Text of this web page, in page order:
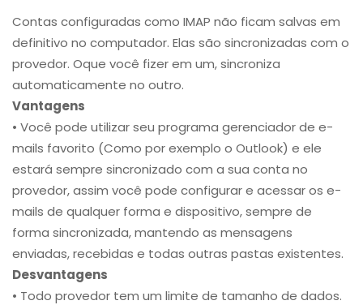
Contas configuradas como IMAP não ficam salvas em
definitivo no computador. Elas são sincronizadas com o
provedor. Oque você fizer em um, sincroniza
automaticamente no outro.
Vantagens
• Você pode utilizar seu programa gerenciador de e-
mails favorito (Como por exemplo o Outlook) e ele
estará sempre sincronizado com a sua conta no
provedor, assim você pode configurar e acessar os e-
mails de qualquer forma e dispositivo, sempre de
forma sincronizada, mantendo as mensagens
enviadas, recebidas e todas outras pastas existentes.
Desvantagens
• Todo provedor tem um limite de tamanho de dados.